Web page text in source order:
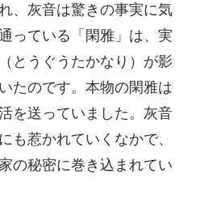
、灰音は驚きの事実に気
っている「閑雅」は、実
とうぐうたかなり）が影
たのです。本物の閑雅は
を送っていました。灰音
も惹かれていくなかで、
の秘密に巻き込まれてい